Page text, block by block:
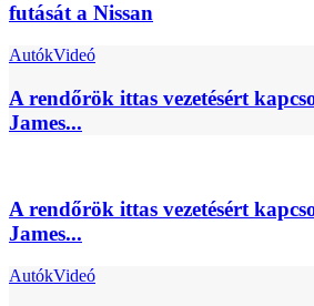
futását a Nissan
AutókVideó
A rendőrök ittas vezetésért
James...
A rendőrök ittas vezetésért
James...
AutókVideó